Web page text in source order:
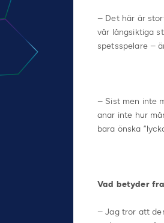
– Det här är
vår långsiktiga
spetsspelare –
– Sist men inte
anar inte hur
bara önska
Vad betyder
– Jag tror att